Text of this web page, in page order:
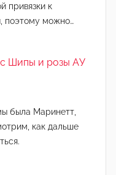
привязки к
поэтому можно…
Шипы и розы АУ
была Маринетт,
как дальше